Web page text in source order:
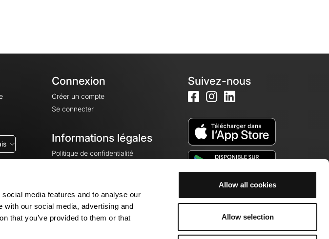
media features and to analyse our
with our social media, advertising and
that you’ve provided to them or that
Allow all cookies
Allow selection
Connexion
Créer un compte
Se connecter
Informations légales
Politique de confidentialité
Mentions légales
Paramètres des cookies
Suivez-nous